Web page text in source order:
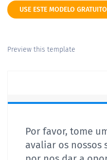
USE ESTE MODELO GRATUITO
Preview this template